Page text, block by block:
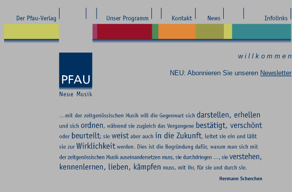
w i l l k o m m e n
NEU: Abonnieren Sie unseren Newsletter